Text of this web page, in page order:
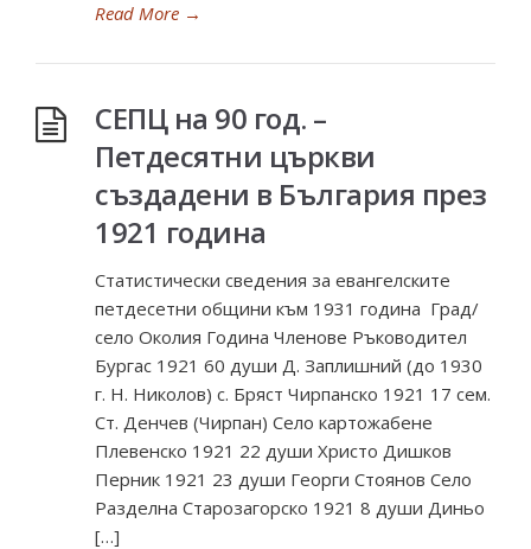
Read More →
СЕПЦ на 90 год. –
Петдесятни църкви
създадени в България през
1921 година
Статистически сведения за евангелските
петдесетни общини към 1931 година Град/
село Околия Година Членове Ръководител
Бургас 1921 60 души Д. Заплишний (до 1930
г. Н. Николов) с. Бряст Чирпанско 1921 17 сем.
Ст. Денчев (Чирпан) Село картожабене
Плевенско 1921 22 души Христо Дишков
Перник 1921 23 души Георги Стоянов Село
Разделна Старозагорско 1921 8 души Диньо
[…]